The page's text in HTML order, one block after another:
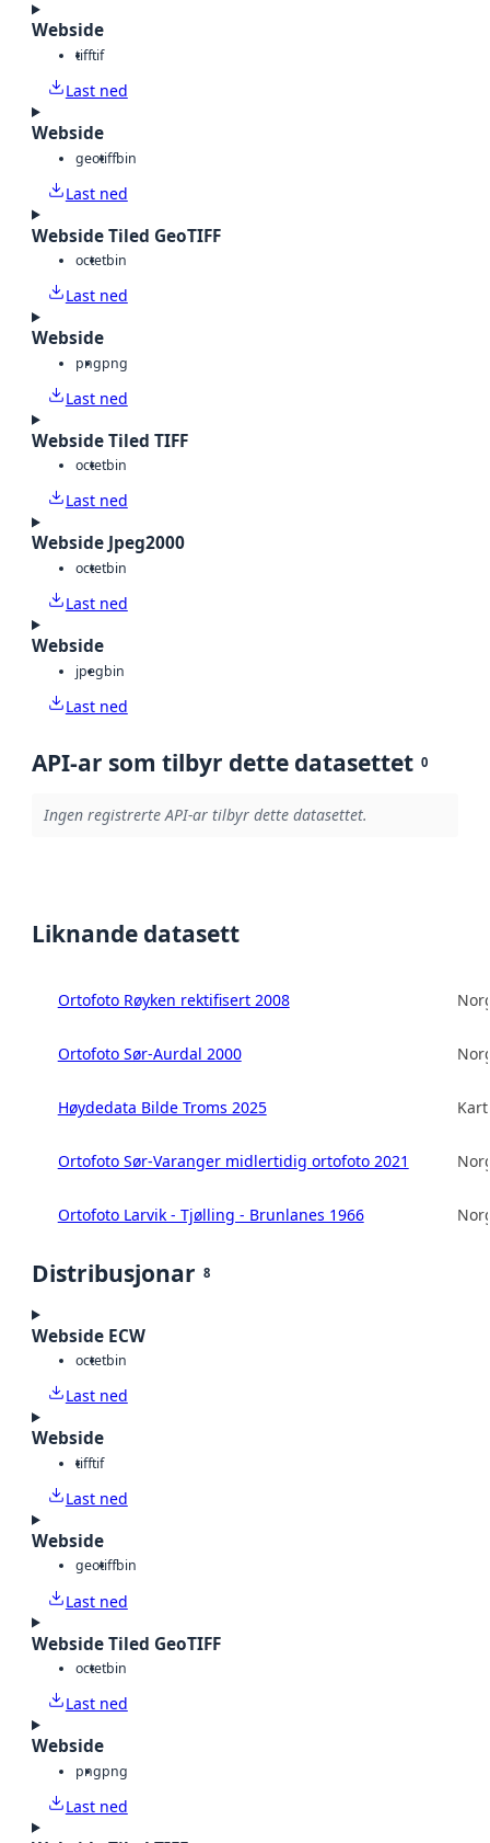
Webside
tifftif
Last ned
Webside
geotiffbin
Last ned
Webside Tiled GeoTIFF
octetbin
Last ned
Webside
pngpng
Last ned
Webside Tiled TIFF
octetbin
Last ned
Webside Jpeg2000
octetbin
Last ned
Webside
jpegbin
Last ned
API-ar som tilbyr dette datasettet 0
Ingen registrerte API-ar tilbyr dette datasettet.
Liknande datasett
Ortofoto Røyken rektifisert 2008
Ortofoto Sør-Aurdal 2000
Høydedata Bilde Troms 2025
Ortofoto Sør-Varanger midlertidig ortofoto 2021
Ortofoto Larvik - Tjølling - Brunlanes 1966
Distribusjonar 8
Webside ECW
octetbin
Last ned
Webside
tifftif
Last ned
Webside
geotiffbin
Last ned
Webside Tiled GeoTIFF
octetbin
Last ned
Webside
pngpng
Last ned